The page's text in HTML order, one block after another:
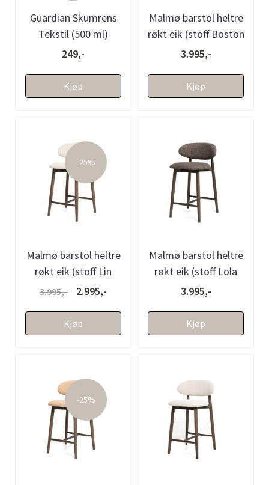
Guardian Skumrens
Tekstil (500 ml)
249,-
Kjøp
Malmø barstol heltre
røkt eik (stoff Boston
beige)
3.995,-
Kjøp
-25%
Malmø barstol heltre
røkt eik (stoff Lin
beige)
3.995,- 2.995,-
Kjøp
Malmø barstol heltre
røkt eik (stoff Lola
mørk brun melert)
3.995,-
Kjøp
-25%